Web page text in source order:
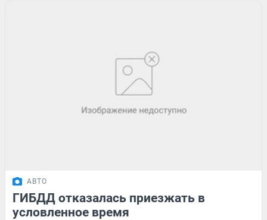
АВТО
ГИБДД отказалась приезжать в
условленное время